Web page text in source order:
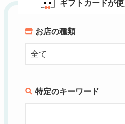
ギフトカードが
お店の種類
特定のキーワード